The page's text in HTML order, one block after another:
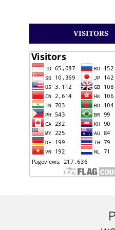
VISITORS